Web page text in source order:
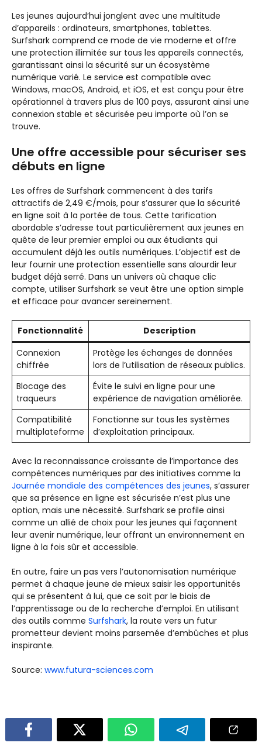
Les jeunes aujourd’hui jonglent avec une multitude
d’appareils : ordinateurs, smartphones, tablettes.
Surfshark comprend ce mode de vie moderne et offre
une protection illimitée sur tous les appareils connectés,
garantissant ainsi la sécurité sur un écosystème
numérique varié. Le service est compatible avec
Windows, macOS, Android, et iOS, et est conçu pour être
opérationnel à travers plus de 100 pays, assurant ainsi une
connexion stable et sécurisée peu importe où l’on se
trouve.
Une offre accessible pour sécuriser ses
débuts en ligne
Les offres de Surfshark commencent à des tarifs
attractifs de 2,49 €/mois, pour s’assurer que la sécurité
en ligne soit à la portée de tous. Cette tarification
abordable s’adresse tout particulièrement aux jeunes en
quête de leur premier emploi ou aux étudiants qui
accumulent déjà les outils numériques. L’objectif est de
leur fournir une protection essentielle sans alourdir leur
budget déjà serré. Dans un univers où chaque clic
compte, utiliser Surfshark se veut être une option simple
et efficace pour avancer sereinement.
Fonctionnalité
Description
Connexion
chiffrée
Protège les échanges de données
lors de l’utilisation de réseaux publics.
Blocage des
traqueurs
Évite le suivi en ligne pour une
expérience de navigation améliorée.
Compatibilité
multiplateforme
Fonctionne sur tous les systèmes
d’exploitation principaux.
Avec la reconnaissance croissante de l’importance des
compétences numériques par des initiatives comme la
Journée mondiale des compétences des jeunes, s’assurer
que sa présence en ligne est sécurisée n’est plus une
option, mais une nécessité. Surfshark se profile ainsi
comme un allié de choix pour les jeunes qui façonnent
leur avenir numérique, leur offrant un environnement en
ligne à la fois sûr et accessible.
En outre, faire un pas vers l’autonomisation numérique
permet à chaque jeune de mieux saisir les opportunités
qui se présentent à lui, que ce soit par le biais de
l’apprentissage ou de la recherche d’emploi. En utilisant
des outils comme Surfshark, la route vers un futur
prometteur devient moins parsemée d’embûches et plus
inspirante.
Source: www.futura-sciences.com